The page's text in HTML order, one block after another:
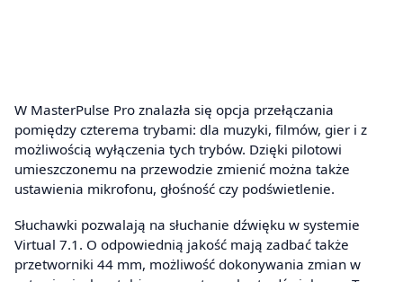
W MasterPulse Pro znalazła się opcja przełączania
pomiędzy czterema trybami: dla muzyki, filmów, gier i z
możliwością wyłączenia tych trybów. Dzięki pilotowi
umieszczonemu na przewodzie zmienić można także
ustawienia mikrofonu, głośność czy podświetlenie.
Słuchawki pozwalają na słuchanie dźwięku w systemie
Virtual 7.1. O odpowiednią jakość mają zadbać także
przetworniki 44 mm, możliwość dokonywania zmian w